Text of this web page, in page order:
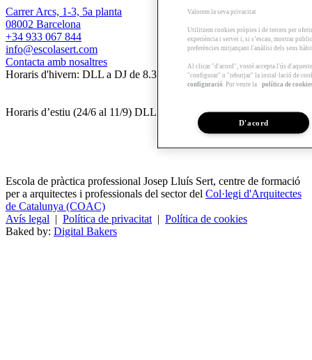
Carrer Arcs, 1-3, 5a planta
08002 Barcelona
+34 933 067 844
info@escolasert.com
Contacta amb nosaltres
Horaris d'hivern: DLL a DJ de 8.30 a 16.30 h / DV de 8.30 a 14 h.
Horaris d’estiu (24/6 al 11/9) DLL a DV de 8.30 a 14 h.
Escola de pràctica professional Josep Lluís Sert, centre de formació
per a arquitectes i professionals del sector del Col·legi d'Arquitectes
de Catalunya (COAC)
Avís legal | Política de privacitat | Política de cookies
Baked by: Digital Bakers
Valorem la seva privacitat
Utilitzem cookies pròpies i de tercers per
experiència i servei i, si s’escau, mostrar
preferències mitjançant l'anàlisi dels seus
Al clicar "d'acord", vostè accepta l'ús
"configurar" o "rebutjar" la instal·lació de
configuració . Pot veure la política de
D'acord